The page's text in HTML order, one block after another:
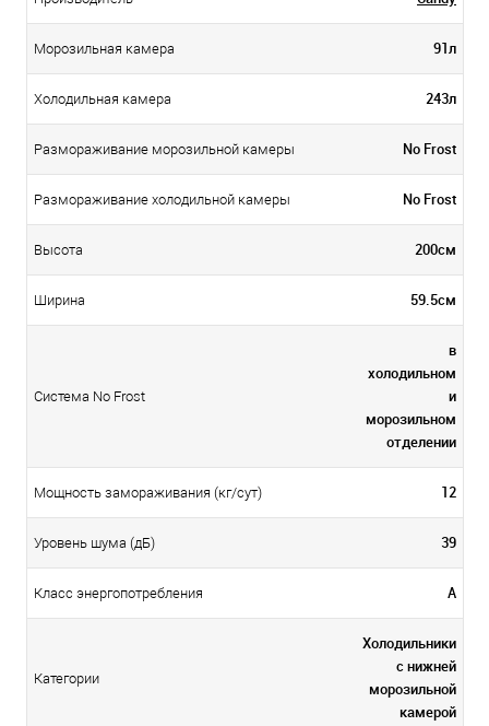
Морозильная камера 91л
Холодильная камера 243л
Размораживание морозильной камеры No Frost
Размораживание холодильной камеры No Frost
Высота 200см
Ширина 59.5см
Система No Frost
в
холодильном
и
морозильном
отделении
Мощность замораживания (кг/сут) 12
Уровень шума (дБ) 39
Класс энергопотребления А
Категории
Холодильники
с нижней
морозильной
камерой